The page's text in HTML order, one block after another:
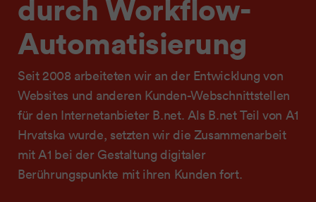
durch Workflow-
Automatisierung
Seit 2008 arbeiteten wir an der Entwicklung von
Websites und anderen Kunden-Webschnittstellen
für den Internetanbieter B.net. Als B.net Teil von A1
Hrvatska wurde, setzten wir die Zusammenarbeit
mit A1 bei der Gestaltung digitaler
Berührungspunkte mit ihren Kunden fort.